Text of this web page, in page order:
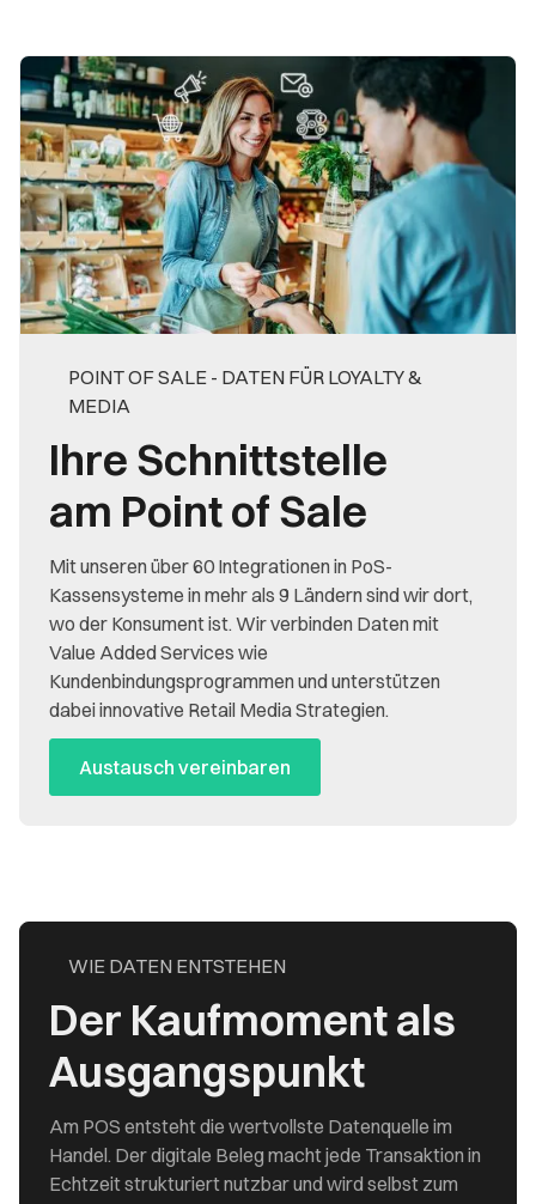
POINT OF SALE - DATEN FÜR LOYALTY &
MEDIA
Ihre Schnittstelle
am Point of Sale
Mit unseren über 60 Integrationen in PoS-
Kassensysteme in mehr als 9 Ländern sind wir dort,
wo der Konsument ist. Wir verbinden Daten mit
Value Added Services wie
Kundenbindungsprogrammen und unterstützen
dabei innovative Retail Media Strategien.
Austausch vereinbaren
WIE DATEN ENTSTEHEN
Der Kaufmoment als
Ausgangspunkt
Am POS entsteht die wertvollste Datenquelle im
Handel. Der digitale Beleg macht jede Transaktion in
Echtzeit strukturiert nutzbar und wird selbst zum